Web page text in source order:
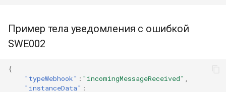
Пример тела уведомления с ошибкой
SWE002
{
"typeWebhook" : "incomingMessageReceived" ,
"instanceData" :